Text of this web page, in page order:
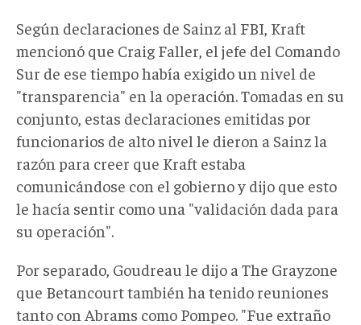
Según declaraciones de Sainz al FBI, Kraft
mencionó que Craig Faller, el jefe del Comando
Sur de ese tiempo había exigido un nivel de
"transparencia" en la operación. Tomadas en su
conjunto, estas declaraciones emitidas por
funcionarios de alto nivel le dieron a Sainz la
razón para creer que Kraft estaba
comunicándose con el gobierno y dijo que esto
le hacía sentir como una "validación dada para
su operación".
Por separado, Goudreau le dijo a The Grayzone
que Betancourt también ha tenido reuniones
tanto con Abrams como Pompeo. "Fue extraño